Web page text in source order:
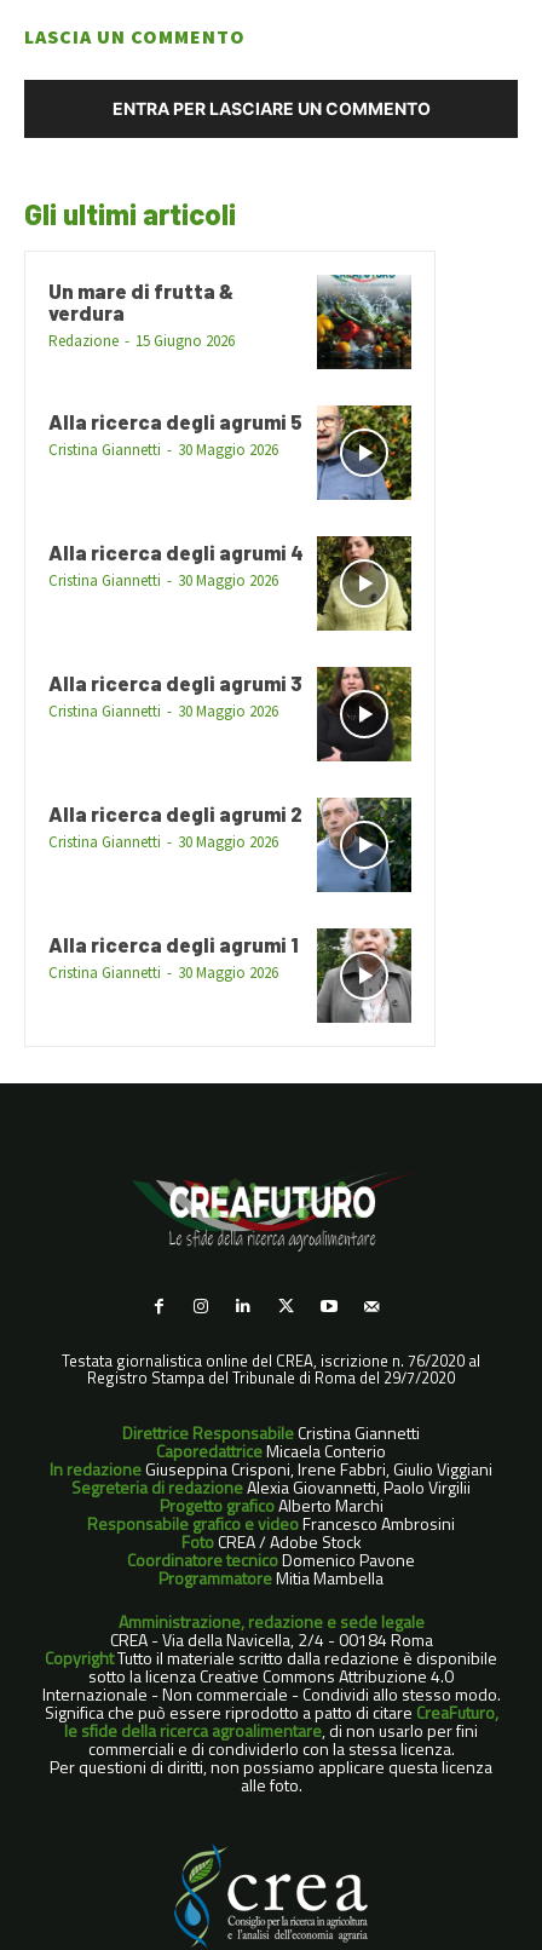
LASCIA UN COMMENTO
ENTRA PER LASCIARE UN COMMENTO
Gli ultimi articoli
Un mare di frutta &
verdura
Redazione - 15 Giugno 2026
Alla ricerca degli agrumi 5
Cristina Giannetti - 30 Maggio 2026
Alla ricerca degli agrumi 4
Cristina Giannetti - 30 Maggio 2026
Alla ricerca degli agrumi 3
Cristina Giannetti - 30 Maggio 2026
Alla ricerca degli agrumi 2
Cristina Giannetti - 30 Maggio 2026
Alla ricerca degli agrumi 1
Cristina Giannetti - 30 Maggio 2026
Testata giornalistica online del CREA, iscrizione n. 76/2020 al
Registro Stampa del Tribunale di Roma del 29/7/2020
Direttrice ResponsabileCristina Giannetti
CaporedattriceMicaela Conterio
In redazioneGiuseppina Crisponi, Irene Fabbri, Giulio Viggiani
Segreteria di redazioneAlexia Giovannetti, Paolo Virgilii
Progetto graficoAlberto Marchi
Responsabile grafico e videoFrancesco Ambrosini
FotoCREA / Adobe Stock
Coordinatore tecnicoDomenico Pavone
ProgrammatoreMitia Mambella
Amministrazione, redazione e sede legale
CREA - Via della Navicella, 2/4 - 00184 Roma
CopyrightTutto il materiale scritto dalla redazione è disponibile
sotto la licenza Creative Commons Attribuzione 4.0
Internazionale - Non commerciale - Condividi allo stesso modo.
Significa che può essere riprodotto a patto di citare CreaFuturo,
le sfide della ricerca agroalimentare, di non usarlo per fini
commerciali e di condividerlo con la stessa licenza.
Per questioni di diritti, non possiamo applicare questa licenza
alle foto.